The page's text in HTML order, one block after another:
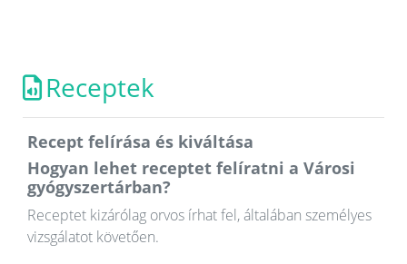
Receptek
Recept felírása és kiváltása
Hogyan lehet receptet felíratni a Városi
gyógyszertárban?
Receptet kizárólag orvos írhat fel, általában személyes
vizsgálatot követően.